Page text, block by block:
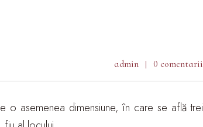
admin 0 comentarii
o asemenea dimensiune, în care se află trei